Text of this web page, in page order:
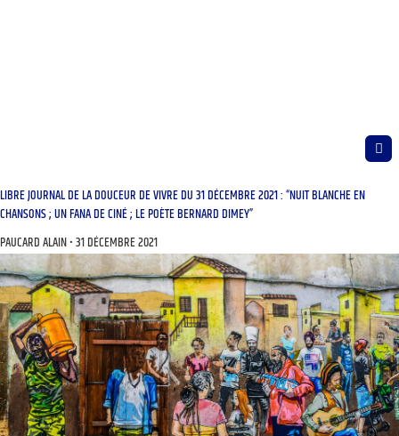
LIBRE JOURNAL DE LA DOUCEUR DE VIVRE DU 31 DÉCEMBRE 2021 : “NUIT BLANCHE EN
CHANSONS ; UN FANA DE CINÉ ; LE POÈTE BERNARD DIMEY”
PAUCARD ALAIN 31 DÉCEMBRE 2021